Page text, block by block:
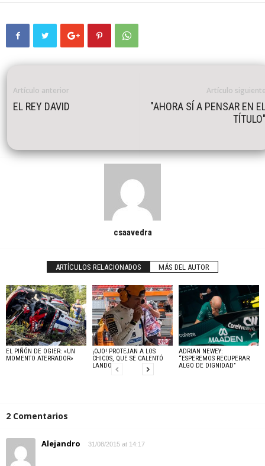
Artículo anterior
EL REY DAVID
Artículo
"AHORA SÍ A PENSAR EN
csaavedra
ARTÍCULOS RELACIONADOS MÁS DEL AUTOR
EL PIÑÓN DE OGIER: «UN
MOMENTO ATERRADOR»
¡OJO! PROTEJAN A LOS
CHICOS, QUE SE CALENTÓ
LANDO
ADRIAN NEWEY:
“ESPEREMOS RECUPERAR
ALGO DE DIGNIDAD”
2 Comentarios
Alejandro 31/08/2015 at 14:17